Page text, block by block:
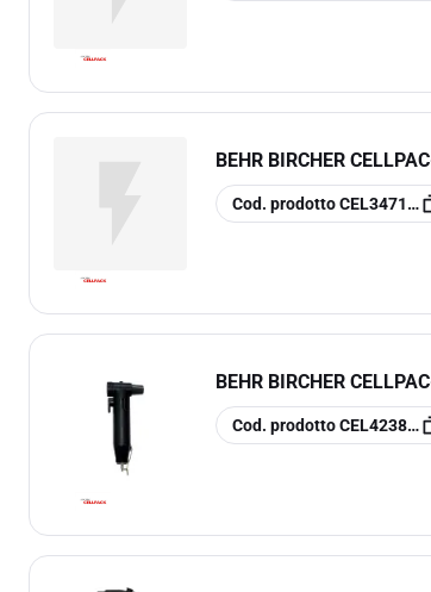
BEHR BIRCHER CELLPAC
copia
Cod. prodotto CEL347186
BEHR BIRCHER CELLPAC
copia
Cod. prodotto CEL423857